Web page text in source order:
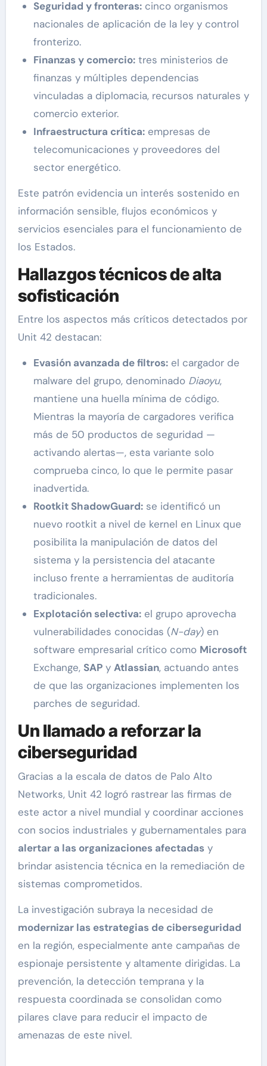
Seguridad y fronteras:cinco organismos
nacionales de aplicación de la ley y control
fronterizo.
Finanzas y comercio:tres ministerios de
finanzas y múltiples dependencias
vinculadas a diplomacia, recursos naturales y
comercio exterior.
Infraestructura crítica:empresas de
telecomunicaciones y proveedores del
sector energético.
Este patrón evidencia un interés sostenido en
información sensible, flujos económicos y
servicios esenciales para el funcionamiento de
los Estados.
Hallazgos técnicos de alta
sofisticación
Entre los aspectos más críticos detectados por
Unit 42 destacan:
Evasión avanzada de filtros:el cargador de
malware del grupo, denominado Diaoyu,
mantiene una huella mínima de código.
Mientras la mayoría de cargadores verifica
más de 50 productos de seguridad —
activando alertas—, esta variante solo
comprueba cinco, lo que le permite pasar
inadvertida.
Rootkit ShadowGuard:se identificó un
nuevo rootkit a nivel de kernel en Linux que
posibilita la manipulación de datos del
sistema y la persistencia del atacante
incluso frente a herramientas de auditoría
tradicionales.
Explotación selectiva:el grupo aprovecha
vulnerabilidades conocidas (N-day) en
software empresarial crítico como Microsoft
Exchange, SAPy Atlassian, actuando antes
de que las organizaciones implementen los
parches de seguridad.
Un llamado a reforzar la
ciberseguridad
Gracias a la escala de datos de Palo Alto
Networks, Unit 42 logró rastrear las firmas de
este actor a nivel mundial y coordinar acciones
con socios industriales y gubernamentales para
alertar a las organizaciones afectadasy
brindar asistencia técnica en la remediación de
sistemas comprometidos.
La investigación subraya la necesidad de
modernizar las estrategias de ciberseguridad
en la región, especialmente ante campañas de
espionaje persistente y altamente dirigidas. La
prevención, la detección temprana y la
respuesta coordinada se consolidan como
pilares clave para reducir el impacto de
amenazas de este nivel.